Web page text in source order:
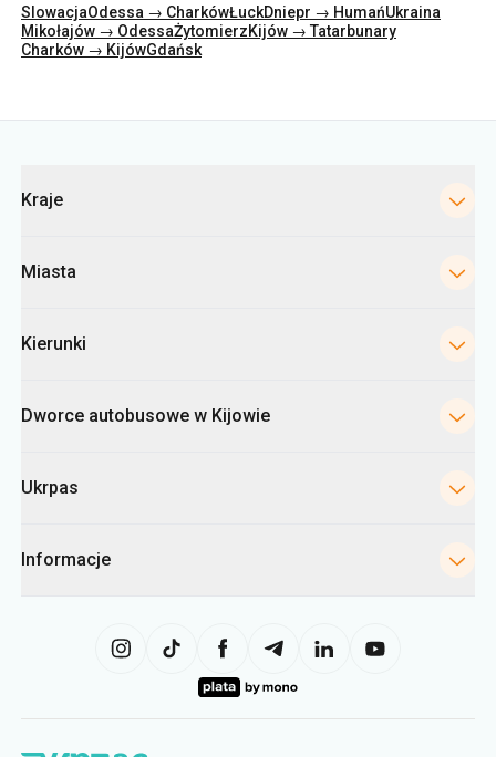
SlowacjaOdessa → CharkówŁuckDniepr → HumańUkraina
Mikołajów → OdessaŻytomierzKijów → Tatarbunary
Charków → KijówGdańsk
Kraje
Miasta
Kierunki
Dworce autobusowe w Kijowie
Ukrpas
Informacje